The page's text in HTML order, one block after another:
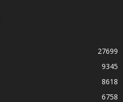
27699
9345
8618
6758